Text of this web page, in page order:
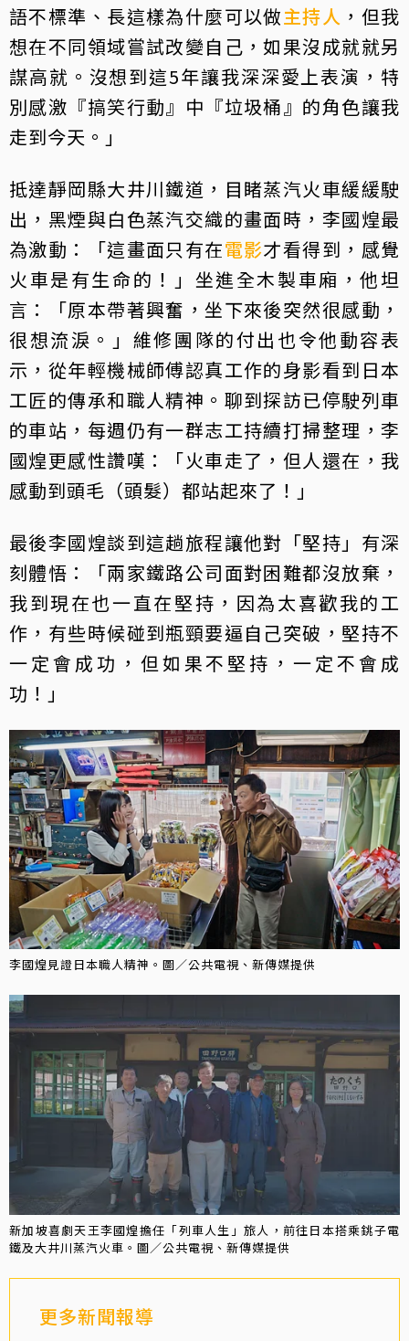
語不標準、長這樣為什麼可以做主持人 ，但我
想在不同領域嘗試改變自己，如果沒成就就另
謀高就。沒想到這5年讓我深深愛上表演，特
別感激『搞笑行動』中『垃圾桶』的角色讓我
走到今天。」
抵達靜岡縣大井川鐵道，目睹蒸汽火車緩緩駛
出，黑煙與白色蒸汽交織的畫面時，李國煌最
為激動：「這畫面只有在電影才看得到，感覺
火車是有生命的！」坐進全木製車廂，他坦
言：「原本帶著興奮，坐下來後突然很感動，
很想流淚。」維修團隊的付出也令他動容表
示，從年輕機械師傅認真工作的身影看到日本
工匠的傳承和職人精神。聊到探訪已停駛列車
的車站，每週仍有一群志工持續打掃整理，李
國煌更感性讚嘆：「火車走了，但人還在，我
感動到頭毛（頭髮）都站起來了！」
最後李國煌談到這趟旅程讓他對「堅持」有深
刻體悟：「兩家鐵路公司面對困難都沒放棄，
我到現在也一直在堅持，因為太喜歡我的工
作，有些時候碰到瓶頸要逼自己突破，堅持不
一定會成功，但如果不堅持，一定不會成
功！」
李國煌見證日本職人精神。圖／公共電視、新傳媒提供
新加坡喜劇天王李國煌擔任「列車人生」旅人，前往日本搭乘銚子電
鐵及大井川蒸汽火車。圖／公共電視、新傳媒提供
更多新聞報導